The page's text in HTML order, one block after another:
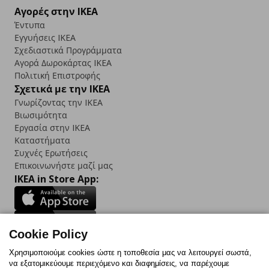
Αγορές στην IKEA
Έντυπα
Εγγυήσεις IKEA
Σχεδιαστικά Προγράμματα
Αγορά Δωρoκάρτας IKEA
Πολιτική Επιστροφής
Σχετικά με την IKEA
Γνωρίζοντας την IKEA
Βιωσιμότητα
Εργασία στην IKEA
Καταστήματα
Συχνές Ερωτήσεις
Επικοινωνήστε μαζί μας
IKEA in Store App:
Follow us:
FacebookInstagram
TikTokYoutubePinterestTwitter
Cookie Policy
Χρησιμοποιούμε cookies ώστε η τοποθεσία μας να λειτουργεί σωστά,
να εξατομικεύουμε περιεχόμενο και διαφημίσεις, να παρέχουμε